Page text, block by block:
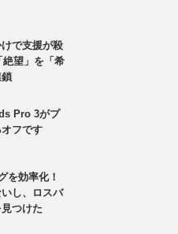
で支援が殺
絶望」を「希
Pro 3がプ
フです
を効率化！
し、ロスバ
つけた